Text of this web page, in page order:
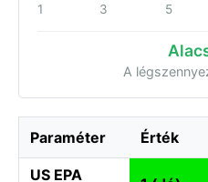
1 3 5
A
Paraméter Érték
US EPA